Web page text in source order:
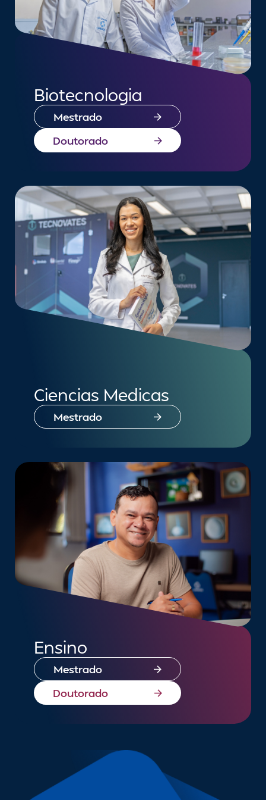
Biotecnologia
Mestrado
Doutorado
Ciencias Medicas
Mestrado
Ensino
Mestrado
Doutorado
(51) 3714-7043